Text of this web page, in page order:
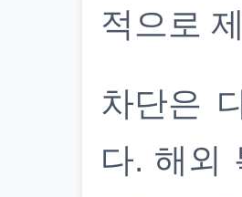
적으로
차단은
다. 해외